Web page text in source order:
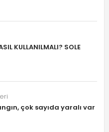
KULLANILMALI? SOLE
çok sayıda yaralı var